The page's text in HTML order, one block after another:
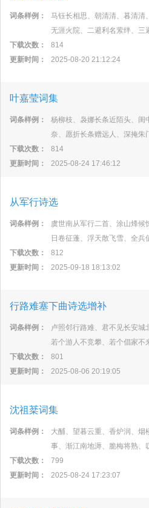
词条样例：
马钰长相思、朝清清、暮清清
无涯火院、二避利名萦绊、三
下载次数：
814
更新时间：
2025-08-20 21:12:24
叶嘉莹词集
词条样例：
杨柳枝、袅娜长条近陌头、闺
奈、愿折长条赠远人、深掩朱
下载次数：
814
更新时间：
2025-08-24 17:46:12
从军行诗选
词条样例：
虞世南从军行二首、涂山烽
日卷征蓬、浮天散飞雪、全
下载次数：
812
更新时间：
2025-09-18 18:13:02
行路难塞下曲诗选增补
词条样例：
卢照邻行路难、君不见长安
若个游人不竞攀、若个倡家不
下载次数：
801
更新时间：
2025-08-06 20:19:05
沈祖棻词集
词条样例：
大酺、望暮云重、香炉润、
事、渐江南地溽、脆梅将熟、
下载次数：
799
更新时间：
2025-08-24 17:23:07